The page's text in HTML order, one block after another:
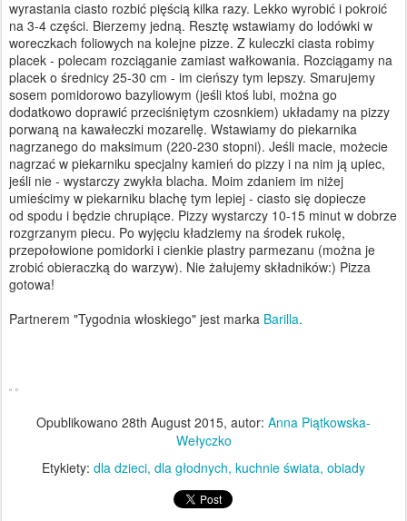
wyrastania ciasto rozbić pięścią kilka razy. Lekko wyrobić i pokroić
na 3-4 części. Bierzemy jedną. Resztę wstawiamy do lodówki w
woreczkach foliowych na kolejne pizze. Z kuleczki ciasta robimy
placek - polecam rozciąganie zamiast wałkowania. Rozciągamy na
placek o średnicy 25-30 cm - im cieńszy tym lepszy. Smarujemy
sosem pomidorowo bazyliowym (jeśli ktoś lubi, można go
dodatkowo doprawić przeciśniętym czosnkiem) układamy na pizzy
porwaną na kawałeczki mozarellę. Wstawiamy do piekarnika
nagrzanego do maksimum (220-230 stopni). Jeśli macie, możecie
nagrzać w piekarniku specjalny kamień do pizzy i na nim ją upiec,
jeśli nie - wystarczy zwykła blacha. Moim zdaniem im niżej
umieścimy w piekarniku blachę tym lepiej - ciasto się dopiecze
od spodu i będzie chrupiące. Pizzy wystarczy 10-15 minut w dobrze
rozgrzanym piecu. Po wyjęciu kładziemy na środek rukolę,
przepołowione pomidorki i cienkie plastry parmezanu (można je
zrobić obieraczką do warzyw). Nie żałujemy składników:) Pizza
gotowa!
Partnerem "Tygodnia włoskiego" jest marka Barilla.
Opublikowano 28th August 2015, autor: Anna Piątkowska-
Wełyczko
Etykiety: dla dzieci dla głodnych kuchnie świata obiady